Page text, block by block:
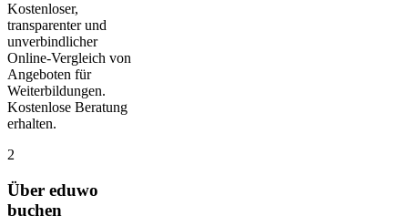
Kostenloser,
transparenter und
unverbindlicher
Online-Vergleich von
Angeboten für
Weiterbildungen.
Kostenlose Beratung
erhalten.
2
Über eduwo
buchen